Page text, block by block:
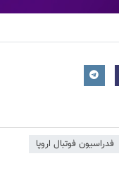
فدراسیون فوتبال اروپا